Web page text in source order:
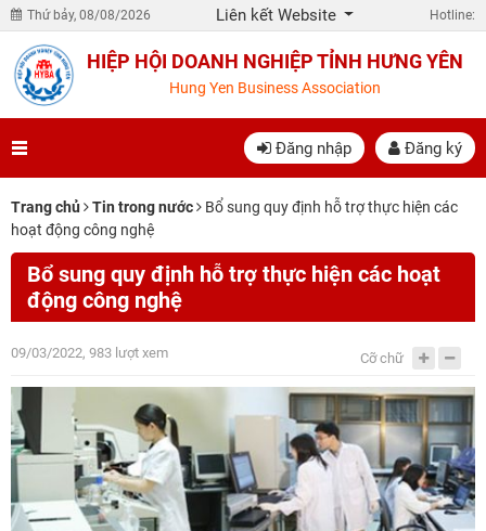
Thứ bảy, 08/08/2026 Liên kết Website Hotline:
HIỆP HỘI DOANH NGHIỆP TỈNH HƯNG YÊN
Hung Yen Business Association
Đăng nhập Đăng ký
Trang chủ Tin trong nước
Bổ sung quy định hỗ trợ thực hiện các
hoạt động công nghệ
Bổ sung quy định hỗ trợ thực hiện các hoạt
động công nghệ
09/03/2022, 983 lượt xem Cỡ chữ